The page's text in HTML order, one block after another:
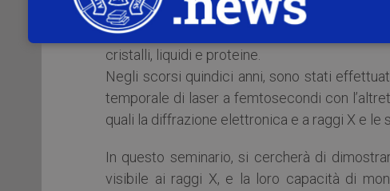
miliardesimo di secondo), è avvenuta circa
nella Scienza grazie alla sua capacità di
cristalli, liquidi e proteine.
Negli scorsi quindici anni, sono stati
temporale di laser a femtosecondi con
quali la diffrazione elettronica e a raggi X e le
In questo seminario, si cercherà di
visibile ai raggi X, e la loro capacità di